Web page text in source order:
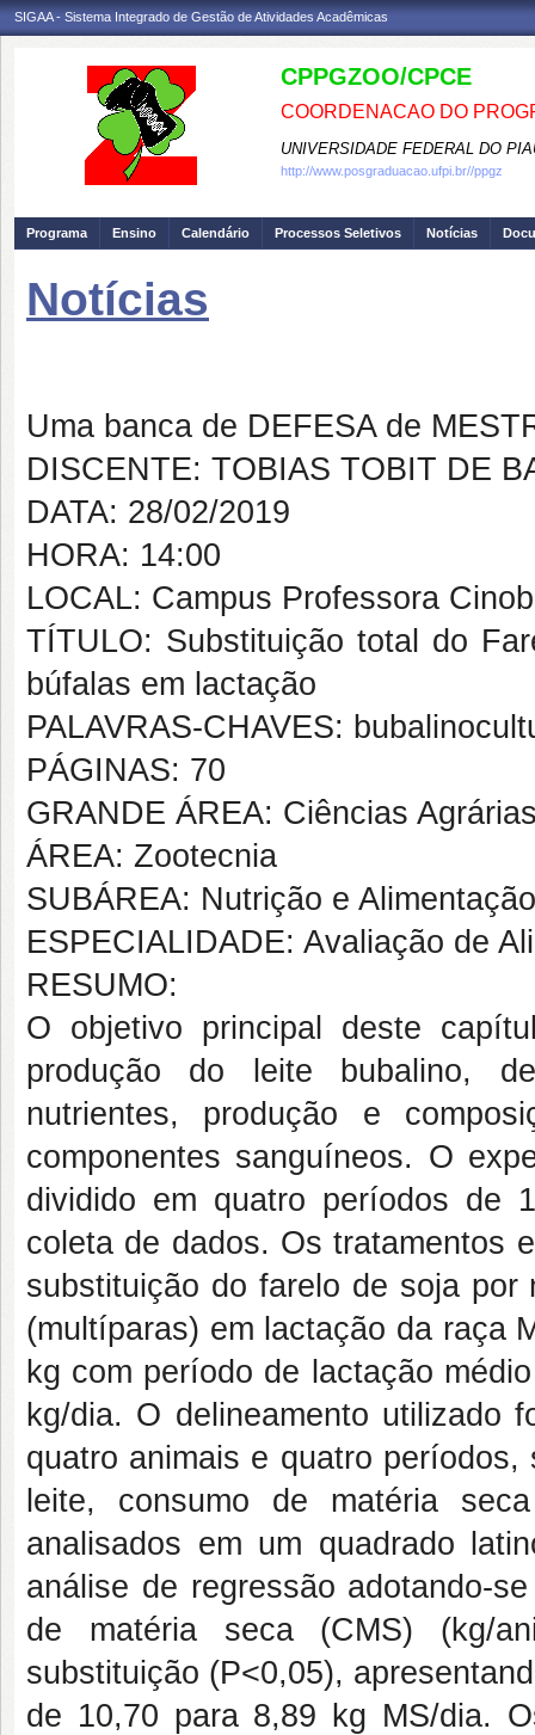
SIGAA - Sistema Integrado de Gestão de Atividades Acadêmicas
CPPGZOO/CPCE
COORDENACAO DO
UNIVERSIDADE FEDERAL DO
http://www.posgraduacao.ufpi.br//ppgz
Programa Ensino Calendário Processos Seletivos Notícias
Notícias
Uma banca de DEFESA de
DISCENTE: TOBIAS TOBIT DE
DATA: 28/02/2019
HORA: 14:00
LOCAL: Campus Professora
TÍTULO: Substituição total do
búfalas em lactação
PALAVRAS-CHAVES:
PÁGINAS: 70
GRANDE ÁREA: Ciências
ÁREA: Zootecnia
SUBÁREA: Nutrição e
ESPECIALIDADE: Avaliação de
RESUMO:
O objetivo principal deste
produção do leite bubalino,
nutrientes, produção e
componentes sanguíneos. O
dividido em quatro períodos de
coleta de dados. Os tratamentos
substituição do farelo de soja
(multíparas) em lactação da raça
kg com período de lactação
kg/dia. O delineamento utilizado
quatro animais e quatro
leite, consumo de matéria
analisados em um quadrado
análise de regressão adotando-
de matéria seca (CMS) (kg/
substituição (P<0,05),
de 10,70 para 8,89 kg MS/dia.